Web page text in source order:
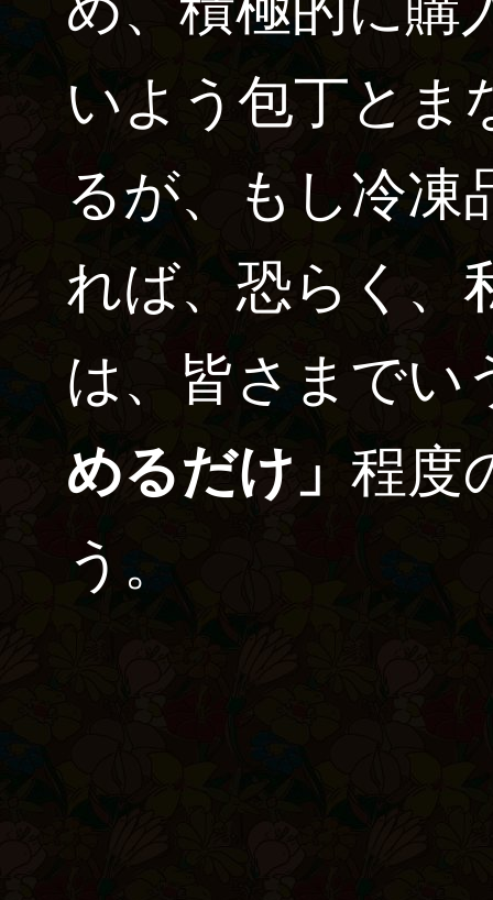
いよう包丁とま
るが、もし冷凍
れば、恐らく、
は、皆さまでい
めるだけ」 程度
う。